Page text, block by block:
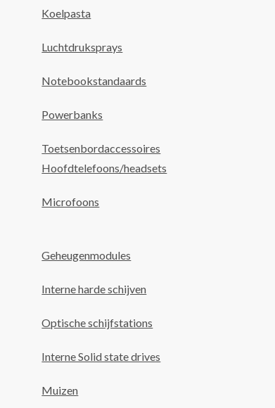
Koelpasta
Luchtdruksprays
Notebookstandaards
Powerbanks
Toetsenbordaccessoires
Hoofdtelefoons/headsets
Microfoons
Geheugenmodules
Interne harde schijven
Optische schijfstations
Interne Solid state drives
Muizen